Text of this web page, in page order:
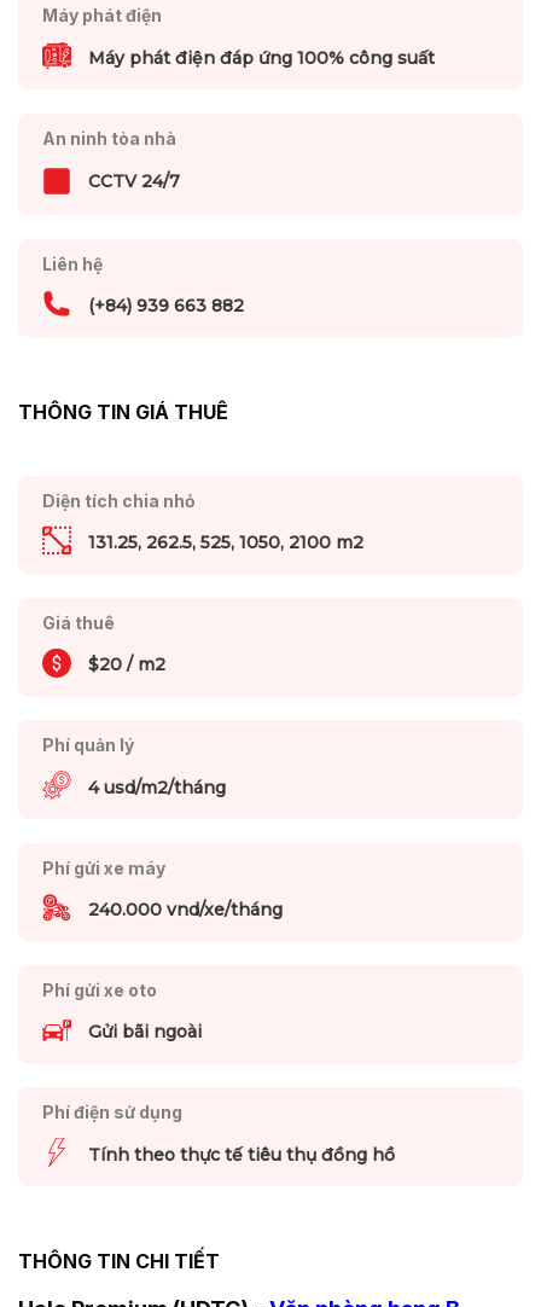
Máy phát điện
Máy phát điện đáp ứng 100% công suất
An ninh tòa nhà
CCTV 24/7
Liên hệ
(+84) 939 663 882
THÔNG TIN GIÁ THUÊ
Diện tích chia nhỏ
131.25, 262.5, 525, 1050, 2100 m2
Giá thuê
$20 / m2
Phí quản lý
4 usd/m2/tháng
Phí gửi xe máy
240.000 vnd/xe/tháng
Phí gửi xe oto
Gửi bãi ngoài
Phí điện sử dụng
Tính theo thực tế tiêu thụ đồng hồ
THÔNG TIN CHI TIẾT